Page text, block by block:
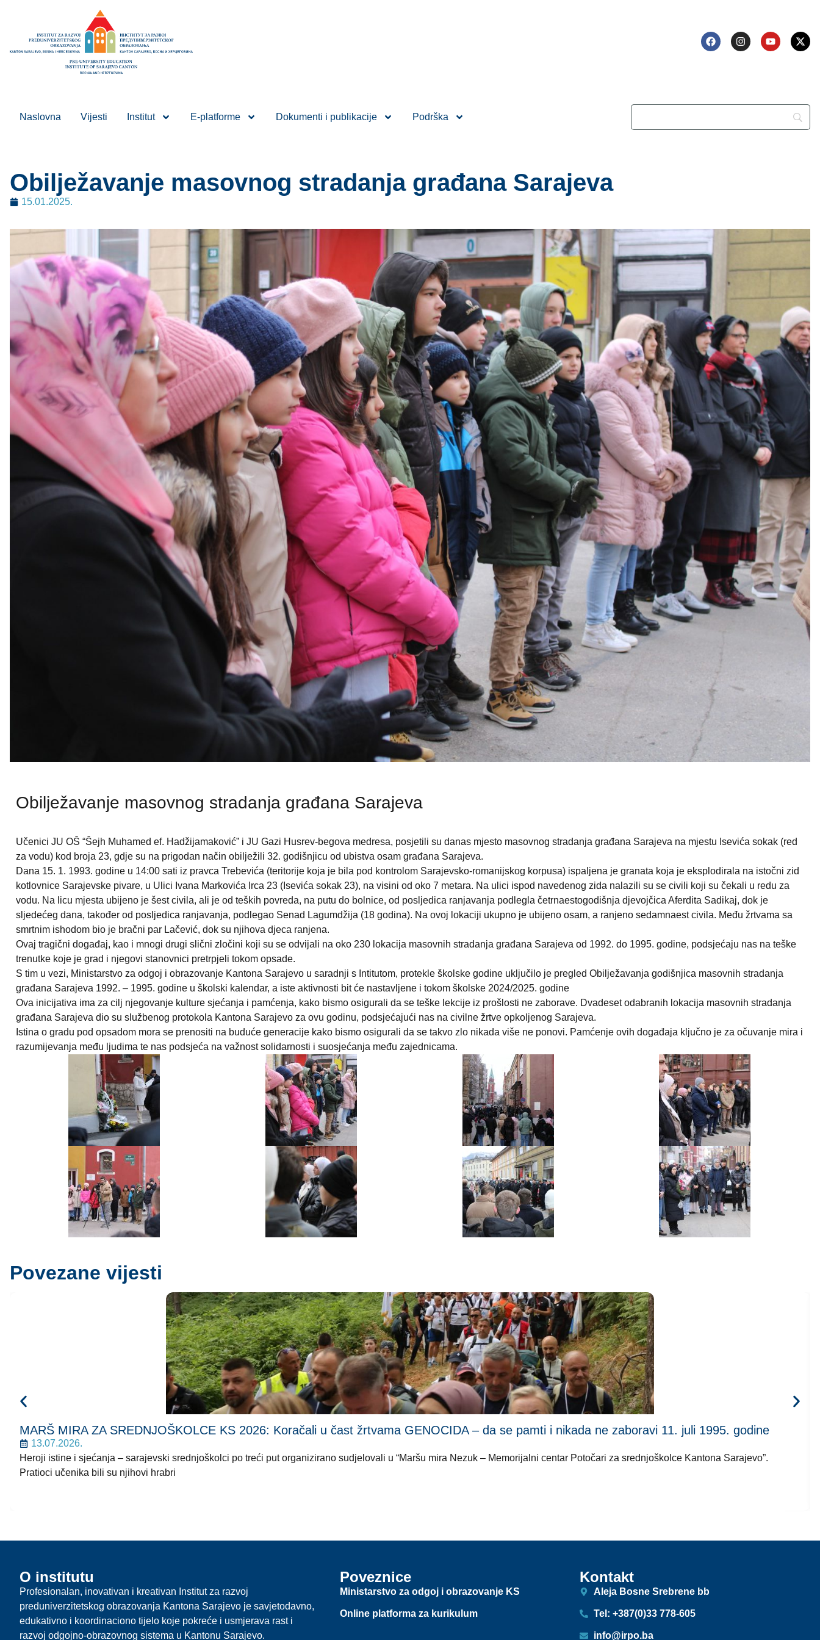
Naslovna Vijesti Institut E-platforme Dokumenti i publikacije Podrška
Obilježavanje masovnog stradanja građana Sarajeva
15.01.2025.
Obilježavanje masovnog stradanja građana Sarajeva
Učenici JU OŠ “Šejh Muhamed ef. Hadžijamaković” i JU Gazi Husrev-begova medresa, posjetili su danas mjesto masovnog stradanja građana Sarajeva na mjestu Isevića sokak (red
za vodu) kod broja 23, gdje su na prigodan način obilježili 32. godišnjicu od ubistva osam građana Sarajeva.
Dana 15. 1. 1993. godine u 14:00 sati iz pravca Trebevića (teritorije koja je bila pod kontrolom Sarajevsko-romanijskog korpusa) ispaljena je granata koja je eksplodirala na istočni zid
kotlovnice Sarajevske pivare, u Ulici Ivana Markovića Irca 23 (Isevića sokak 23), na visini od oko 7 metara. Na ulici ispod navedenog zida nalazili su se civili koji su čekali u redu za
vodu. Na licu mjesta ubijeno je šest civila, ali je od teških povreda, na putu do bolnice, od posljedica ranjavanja podlegla četrnaestogodišnja djevojčica Aferdita Sadikaj, dok je
sljedećeg dana, također od posljedica ranjavanja, podlegao Senad Lagumdžija (18 godina). Na ovoj lokaciji ukupno je ubijeno osam, a ranjeno sedamnaest civila. Među žrtvama sa
smrtnim ishodom bio je bračni par Lačević, dok su njihova djeca ranjena.
Ovaj tragični događaj, kao i mnogi drugi slični zločini koji su se odvijali na oko 230 lokacija masovnih stradanja građana Sarajeva od 1992. do 1995. godine, podsjećaju nas na teške
trenutke koje je grad i njegovi stanovnici pretrpjeli tokom opsade.
S tim u vezi, Ministarstvo za odgoj i obrazovanje Kantona Sarajevo u saradnji s Intitutom, protekle školske godine uključilo je pregled Obilježavanja godišnjica masovnih stradanja
građana Sarajeva 1992. – 1995. godine u školski kalendar, a iste aktivnosti bit će nastavljene i tokom školske 2024/2025. godine
Ova inicijativa ima za cilj njegovanje kulture sjećanja i pamćenja, kako bismo osigurali da se teške lekcije iz prošlosti ne zaborave. Dvadeset odabranih lokacija masovnih stradanja
građana Sarajeva dio su službenog protokola Kantona Sarajevo za ovu godinu, podsjećajući nas na civilne žrtve opkoljenog Sarajeva.
Istina o gradu pod opsadom mora se prenositi na buduće generacije kako bismo osigurali da se takvo zlo nikada više ne ponovi. Pamćenje ovih događaja ključno je za očuvanje mira i
razumijevanja među ljudima te nas podsjeća na važnost solidarnosti i suosjećanja među zajednicama.
Povezane vijesti
MARŠ MIRA ZA SREDNJOŠKOLCE KS 2026: Koračali u čast žrtvama GENOCIDA – da se pamti i nikada ne zaboravi 11. juli 1995. godine
13.07.2026.
Heroji istine i sjećanja – sarajevski srednjoškolci po treći put organizirano sudjelovali u “Maršu mira Nezuk – Memorijalni centar Potočari za srednjoškolce Kantona Sarajevo”.
Pratioci učenika bili su njihovi hrabri
O institutu
Profesionalan, inovativan i kreativan Institut za razvoj
preduniverzitetskog obrazovanja Kantona Sarajevo je savjetodavno,
edukativno i koordinaciono tijelo koje pokreće i usmjerava rast i
razvoj odgojno-obrazovnog sistema u Kantonu Sarajevo.
Poveznice
Ministarstvo za odgoj i obrazovanje KS
Online platforma za kurikulum
Kontakt
Aleja Bosne Srebrene bb
Tel: +387(0)33 778-605
info@irpo.ba